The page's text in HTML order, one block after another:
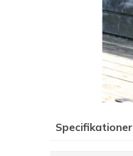
Specifikationer